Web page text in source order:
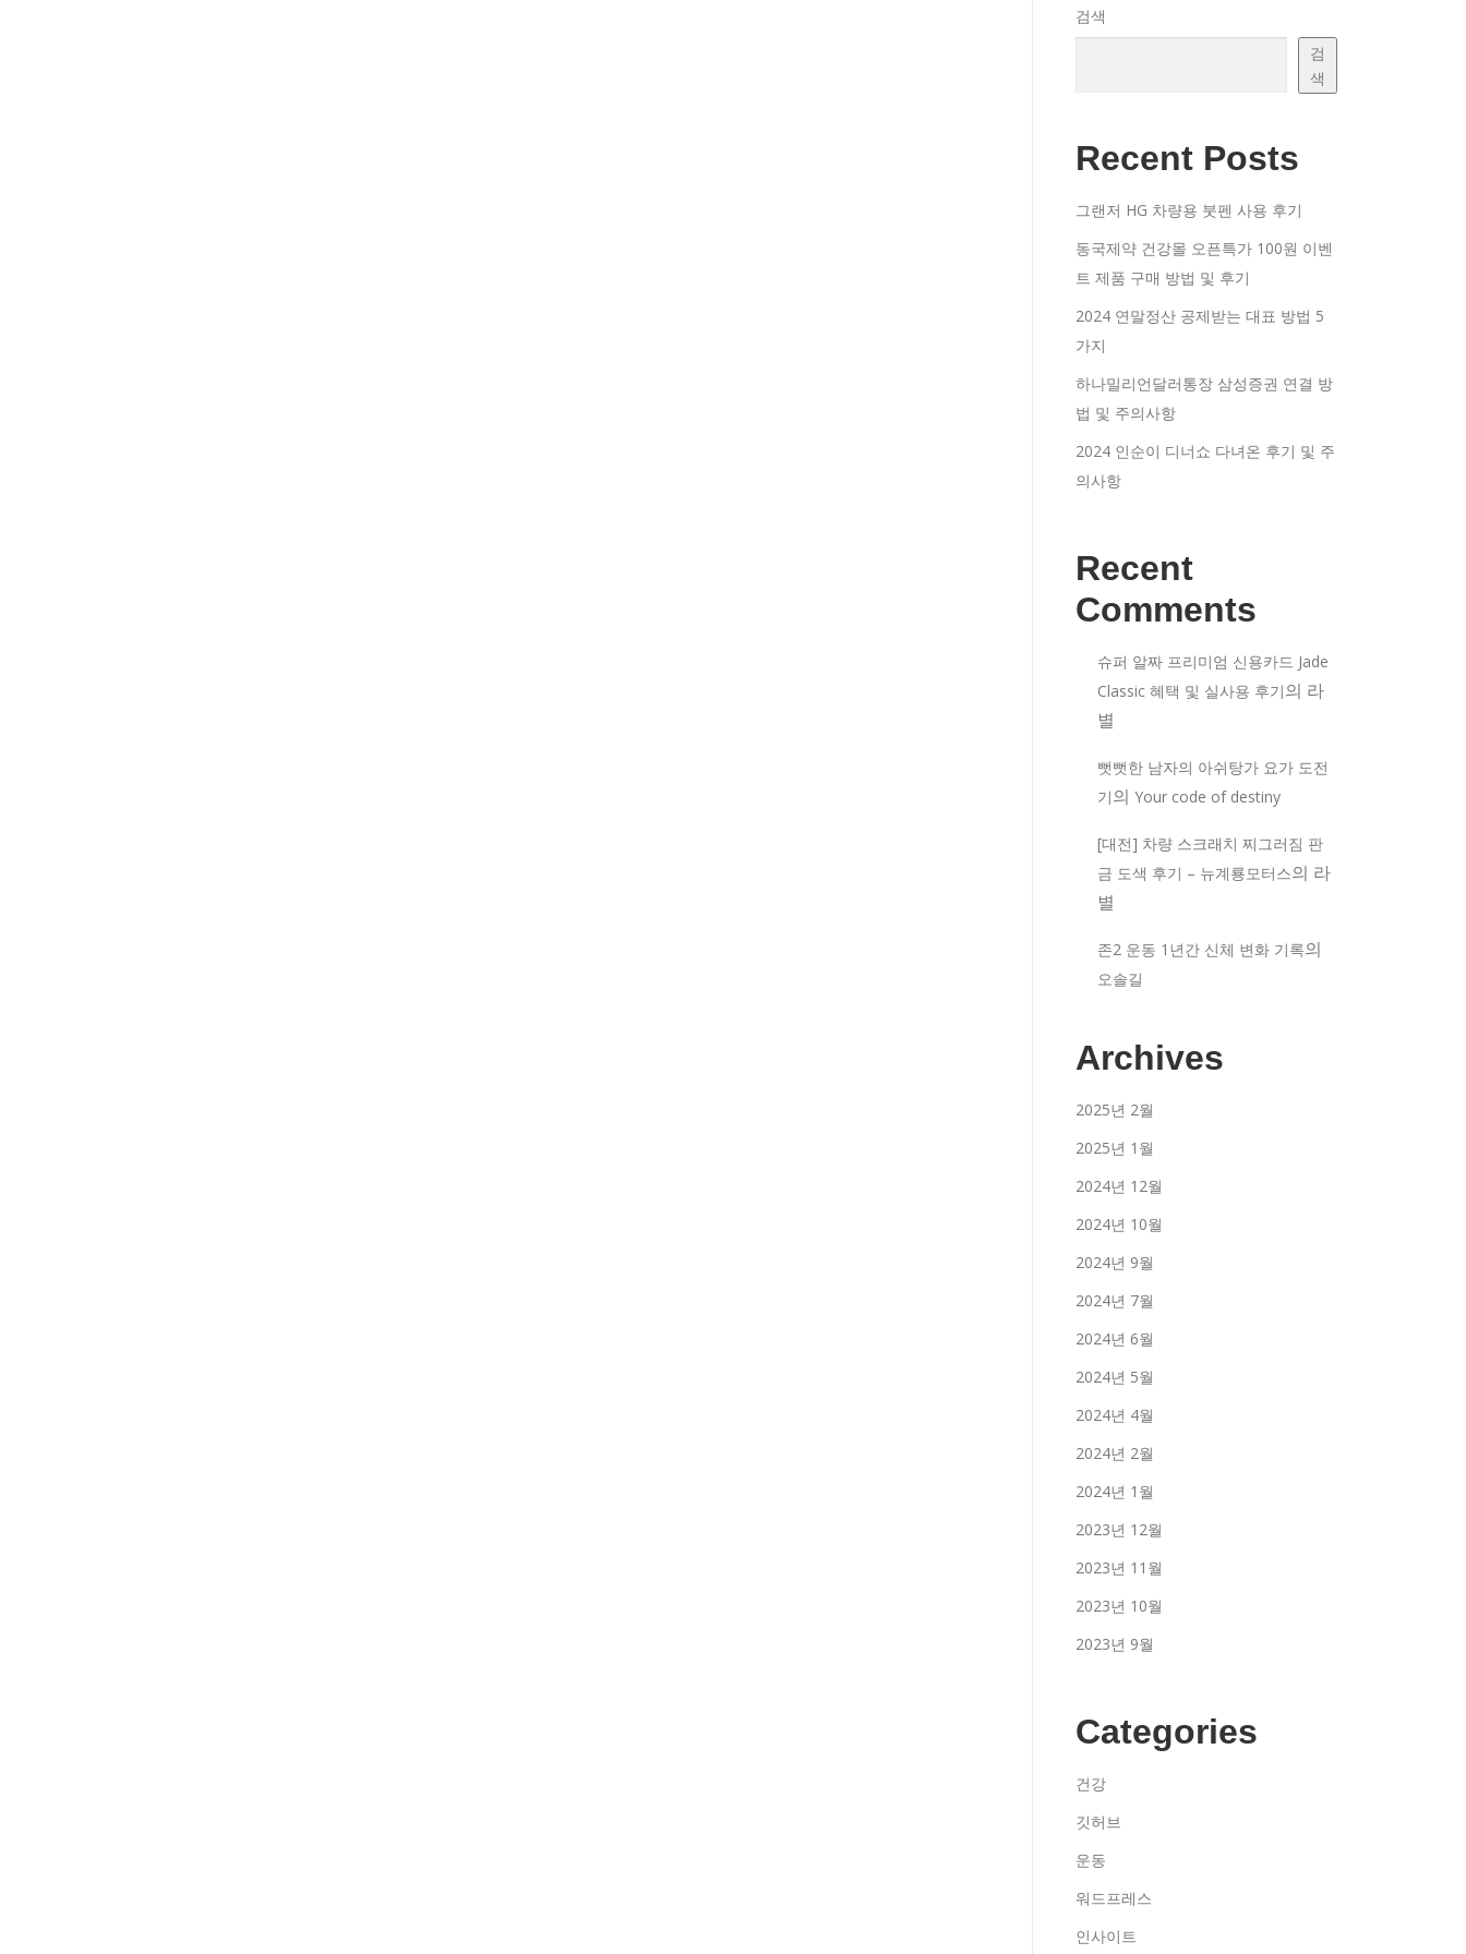
검색
검
색
Recent Posts
그랜저 HG 차량용 붓펜 사용 후기
동국제약 건강몰 오픈특가 100원 이벤
트 제품 구매 방법 및 후기
2024 연말정산 공제받는 대표 방법 5
가지
하나밀리언달러통장 삼성증권 연결 방
법 및 주의사항
2024 인순이 디너쇼 다녀온 후기 및 주
의사항
Recent
Comments
슈퍼 알짜 프리미엄 신용카드 Jade
Classic 혜택 및 실사용 후기의 라
별
뻣뻣한 남자의 아쉬탕가 요가 도전
기의 Your code of destiny
[대전] 차량 스크래치 찌그러짐 판
금 도색 후기 – 뉴계룡모터스의 라
별
존2 운동 1년간 신체 변화 기록의
오솔길
Archives
2025년 2월
2025년 1월
2024년 12월
2024년 10월
2024년 9월
2024년 7월
2024년 6월
2024년 5월
2024년 4월
2024년 2월
2024년 1월
2023년 12월
2023년 11월
2023년 10월
2023년 9월
Categories
건강
깃허브
운동
워드프레스
인사이트